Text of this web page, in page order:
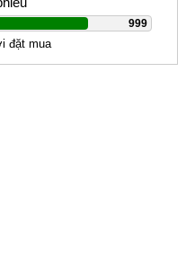
999
đặt mua